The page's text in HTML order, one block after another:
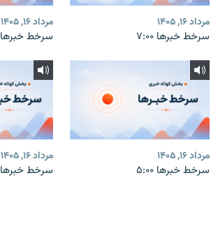
مرداد ۱۶, ۱۴۰۵
سرخط خبرها ۷:۰۰
مرداد ۱۶, ۱۴۰۵
سرخط خبرها ۶:۰۰
مرداد ۱۶, ۱۴۰۵
سرخط خبرها ۵:۰۰
مرداد ۱۶, ۱۴۰۵
سرخط خبرها ۴:۰۰